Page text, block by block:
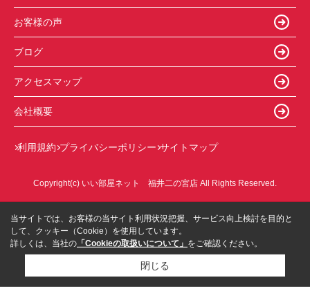
お客様の声
ブログ
アクセスマップ
会社概要
利用規約 プライバシーポリシー サイトマップ
Copyright(c) いい部屋ネット 福井二の宮店 All Rights Reserved.
当サイトでは、お客様の当サイト利用状況把握、サービス向上検討を目的と
して、クッキー（Cookie）を使用しています。
詳しくは、当社の 「Cookieの取扱いについて」 をご確認ください。
閉じる